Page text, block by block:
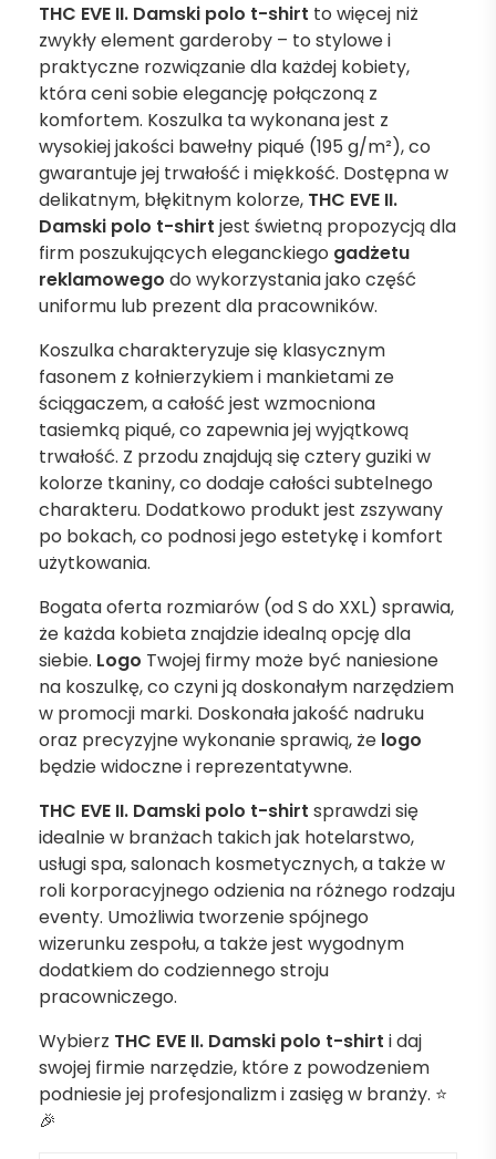
THC EVE II. Damski polo t-shirt to więcej niż
zwykły element garderoby – to stylowe i
praktyczne rozwiązanie dla każdej kobiety,
która ceni sobie elegancję połączoną z
komfortem. Koszulka ta wykonana jest z
wysokiej jakości bawełny piqué (195 g/m²), co
gwarantuje jej trwałość i miękkość. Dostępna w
delikatnym, błękitnym kolorze, THC EVE II.
Damski polo t-shirt jest świetną propozycją dla
firm poszukujących eleganckiego gadżetu
reklamowego do wykorzystania jako część
uniformu lub prezent dla pracowników.
Koszulka charakteryzuje się klasycznym
fasonem z kołnierzykiem i mankietami ze
ściągaczem, a całość jest wzmocniona
tasiemką piqué, co zapewnia jej wyjątkową
trwałość. Z przodu znajdują się cztery guziki w
kolorze tkaniny, co dodaje całości subtelnego
charakteru. Dodatkowo produkt jest zszywany
po bokach, co podnosi jego estetykę i komfort
użytkowania.
Bogata oferta rozmiarów (od S do XXL) sprawia,
że każda kobieta znajdzie idealną opcję dla
siebie. Logo Twojej firmy może być naniesione
na koszulkę, co czyni ją doskonałym narzędziem
w promocji marki. Doskonała jakość nadruku
oraz precyzyjne wykonanie sprawią, że logo
będzie widoczne i reprezentatywne.
THC EVE II. Damski polo t-shirt sprawdzi się
idealnie w branżach takich jak hotelarstwo,
usługi spa, salonach kosmetycznych, a także w
roli korporacyjnego odzienia na różnego rodzaju
eventy. Umożliwia tworzenie spójnego
wizerunku zespołu, a także jest wygodnym
dodatkiem do codziennego stroju
pracowniczego.
Wybierz THC EVE II. Damski polo t-shirt i daj
swojej firmie narzędzie, które z powodzeniem
podniesie jej profesjonalizm i zasięg w branży. ⭐️
🎉